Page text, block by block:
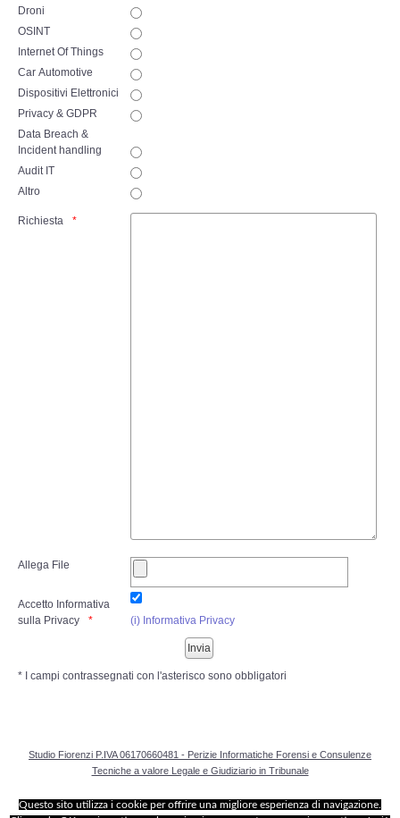
Copia/Acquisizione Forense Web
Indagini persone scomparse
Remote Digital Forensics
Acquisizione Forense remota
Sblocco PIN Smartphone
Vulnerability Assesment & Pen Test
BC & DR
Droni
OSINT
Internet Of Things
Car Automotive
Dispositivi Elettronici
Privacy & GDPR
Data Breach &
Incident handling
Audit IT
Altro
Richiesta
Allega File
Accetto Informativa
sulla Privacy
(i) Informativa Privacy
* I campi contrassegnati con l'asterisco sono obbligatori
Studio Fiorenzi P.IVA 06170660481 - Perizie Informatiche Forensi e Consulenze
Tecniche a valore Legale e Giudiziario in Tribunale
Questo sito utilizza i cookie per offrire una migliore esperienza di navigazione.